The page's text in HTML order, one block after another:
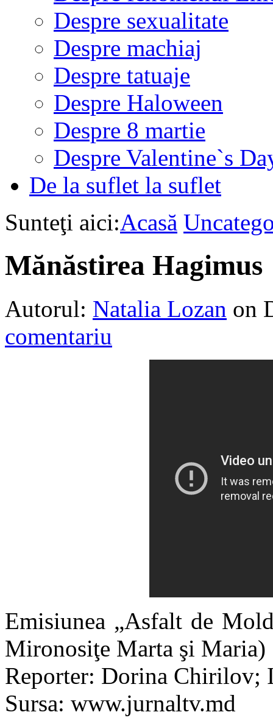
Despre sexualitate
Despre machiaj
Despre tatuaje
Despre Haloween
Despre 8 martie
Despre Valentine`s
De la suflet la suflet
Sunteţi aici:Acasă
Mănăstirea Hagimus
Autorul: Natalia Lozan on
comentariu
Emisiunea „Asfalt de
Mironosiţe Marta şi Maria)
Reporter: Dorina
Sursa: www.jurnaltv.md